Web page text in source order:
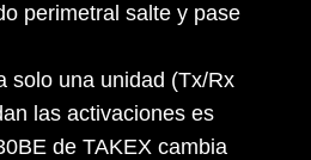
perimetral salte y pase
solo una unidad (Tx/Rx
las activaciones es
de TAKEX cambia